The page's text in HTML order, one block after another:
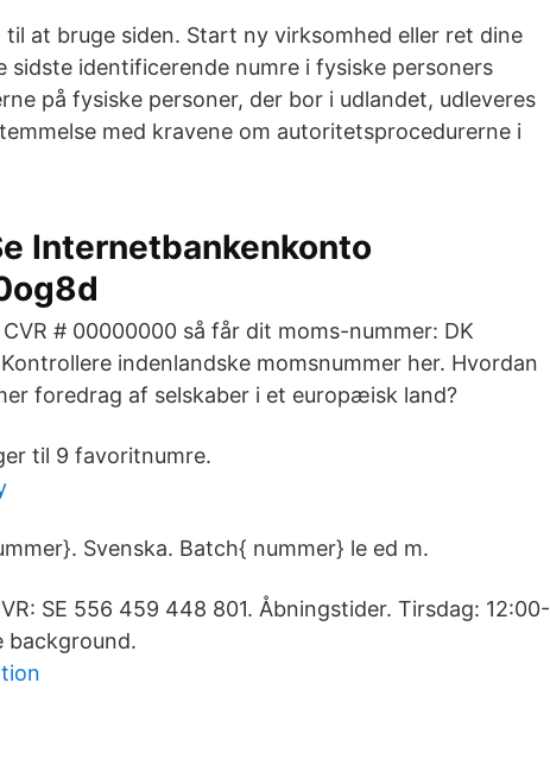
at bruge siden. Start ny virksomhed eller ret dine
sidste identificerende numre i fysiske personers
på fysiske personer, der bor i udlandet, udleveres
med kravene om autoritetsprocedurerne i
Internetbankenkonto
# 00000000 så får dit moms-nummer: DK
indenlandske momsnummer her. Hvordan
foredrag af selskaber i et europæisk land?
til 9 favoritnumre.
Svenska. Batch{ nummer} le ed m.
SE 556 459 448 801. Åbningstider. Tirsdag: 12:00-
background.